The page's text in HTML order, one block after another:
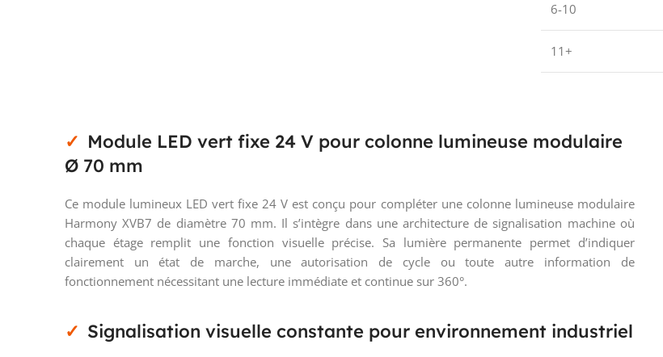
6-10
11+
Module LED vert fixe 24 V pour colonne lumineuse modulaire
Ø 70 mm
Ce module lumineux LED vert fixe 24 V est conçu pour compléter une colonne lumineuse modulaire
Harmony XVB7 de diamètre 70 mm. Il s’intègre dans une architecture de signalisation machine où
chaque étage remplit une fonction visuelle précise. Sa lumière permanente permet d’indiquer
clairement un état de marche, une autorisation de cycle ou toute autre information de
fonctionnement nécessitant une lecture immédiate et continue sur 360°.
Signalisation visuelle constante pour environnement industriel